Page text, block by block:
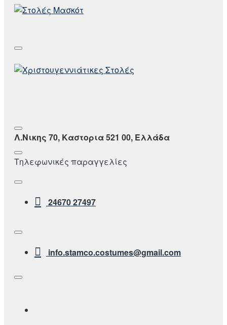
Λ.Νικης 70, Καστορια 521 00, Ελλάδα
Τηλεφωνικές παραγγελίες
24670 27497
info.stamco.costumes@gmail.com